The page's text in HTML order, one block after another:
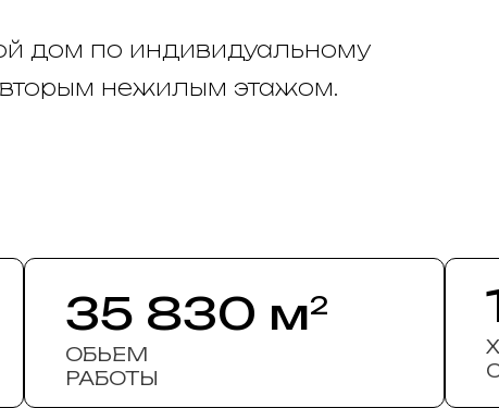
дом по индивидуальному
вторым нежилым этажом.
35 830 м2
ОБЬЕМ
РАБОТЫ